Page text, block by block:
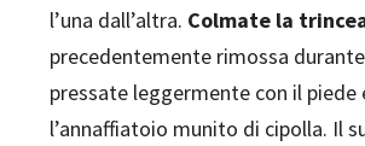
l’una dall’altra. Colmate la
precedentemente rimossa
pressate leggermente con il piede
l’annaffiatoio munito di cipolla. Il